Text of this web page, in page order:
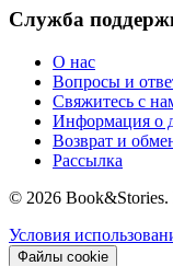
Служба
О нас
Вопросы и
Свяжитесь с
Информация о
Возврат и
Рассылка
© 2026
Условия
Файлы cookie